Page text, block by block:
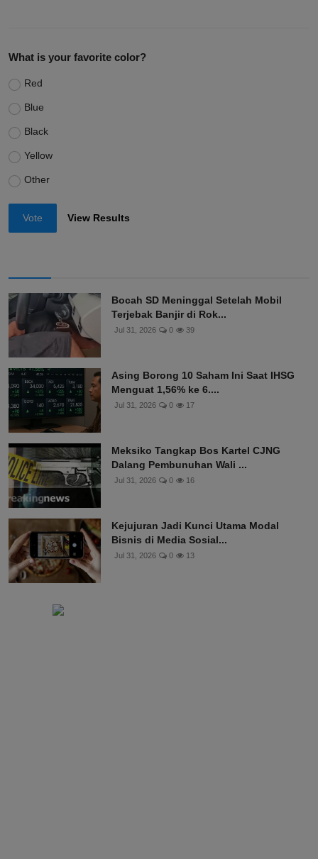
What is your favorite color?
Red
Blue
Black
Yellow
Other
Vote View Results
Bocah SD Meninggal Setelah Mobil
Terjebak Banjir di Rok...
Jul 31, 2026 0 39
Asing Borong 10 Saham Ini Saat IHSG
Menguat 1,56% ke 6....
Jul 31, 2026 0 17
Meksiko Tangkap Bos Kartel CJNG
Dalang Pembunuhan Wali ...
Jul 31, 2026 0 16
Kejujuran Jadi Kunci Utama Modal
Bisnis di Media Sosial...
Jul 31, 2026 0 13